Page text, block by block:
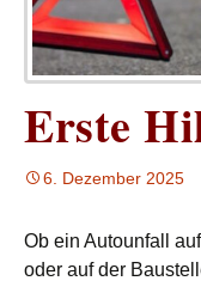
Erste
6. Dezember 2025
Ob ein Autounfall
oder auf der